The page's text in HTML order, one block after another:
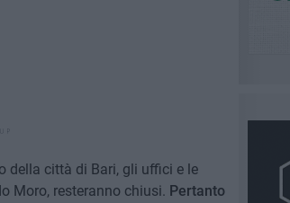
della città di Bari, gli uffici e le
Moro, resteranno chiusi. Pertanto